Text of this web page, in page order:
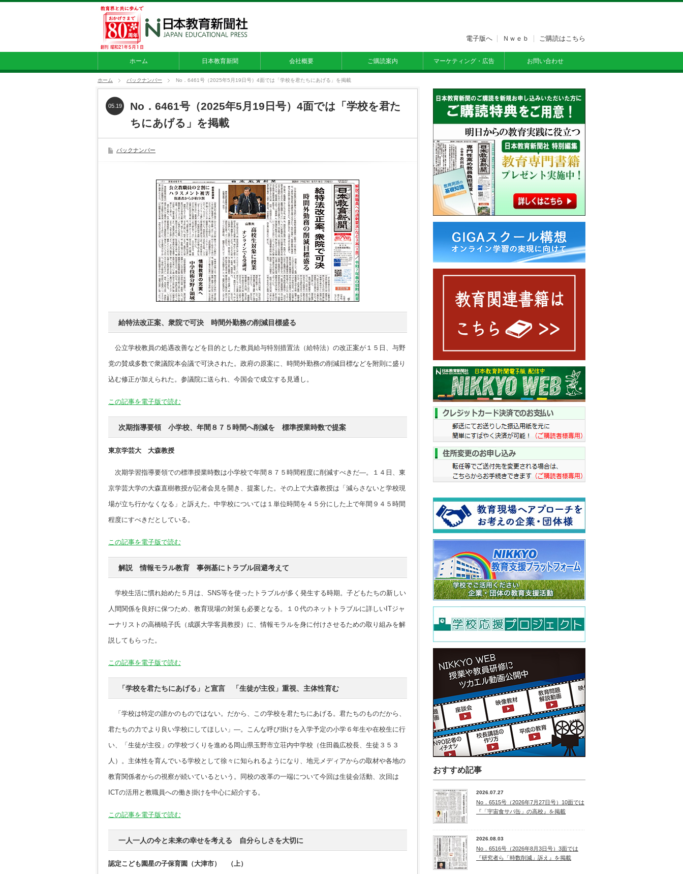
ホーム 日本教育新聞 会社概要 ご購読案内 マーケティング・広告 お問い合わせ
電子版へ Ｎｗｅｂ ご購読はこちら
ホーム バックナンバー No．6461号（2025年5月19日号）4面では「学校を君たちにあげる」を掲載
No．6461号（2025年5月19日号）4面では「学校を君た
ちにあげる」を掲載
05.19
バックナンバー
給特法改正案、衆院で可決 時間外勤務の削減目標盛る
公立学校教員の処遇改善などを目的とした教員給与特別措置法（給特法）の改正案が１５日、与野
党の賛成多数で衆議院本会議で可決された。政府の原案に、時間外勤務の削減目標などを附則に盛り
込む修正が加えられた。参議院に送られ、今国会で成立する見通し。
この記事を電子版で読む
次期指導要領 小学校、年間８７５時間へ削減を 標準授業時数で提案
東京学芸大 大森教授
次期学習指導要領での標準授業時数は小学校で年間８７５時間程度に削減すべきだ―。１４日、東
京学芸大学の大森直樹教授が記者会見を開き、提案した。その上で大森教授は「減らさないと学校現
場が立ち行かなくなる」と訴えた。中学校については１単位時間を４５分にした上で年間９４５時間
程度にすべきだとしている。
この記事を電子版で読む
解説 情報モラル教育 事例基にトラブル回避考えて
学校生活に慣れ始めた５月は、SNS等を使ったトラブルが多く発生する時期。子どもたちの新しい
人間関係を良好に保つため、教育現場の対策も必要となる。１０代のネットトラブルに詳しいITジャ
ーナリストの高橋暁子氏（成蹊大学客員教授）に、情報モラルを身に付けさせるための取り組みを解
説してもらった。
この記事を電子版で読む
「学校を君たちにあげる」と宣言 「生徒が主役」重視、主体性育む
「学校は特定の誰かのものではない。だから、この学校を君たちにあげる。君たちのものだから、
君たちの力でより良い学校にしてほしい」―。こんな呼び掛けを入学予定の小学６年生や在校生に行
い、「生徒が主役」の学校づくりを進める岡山県玉野市立荘内中学校（住田義広校長、生徒３５３
人）。主体性を育んでいる学校として徐々に知られるようになり、地元メディアからの取材や各地の
教育関係者からの視察が続いているという。同校の改革の一端について今回は生徒会活動、次回は
ICTの活用と教職員への働き掛けを中心に紹介する。
この記事を電子版で読む
一人一人の今と未来の幸せを考える 自分らしさを大切に
認定こども園星の子保育園（大津市） （上）
おすすめ記事
2026.07.27
No．6515号（2026年7月27日号）10面では
『「宇宙食サバ缶」の高校』を掲載
2026.08.03
No．6516号（2026年8月3日号）3面では
『研究者ら「時数削減」訴え』を掲載